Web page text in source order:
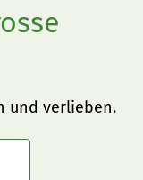
und verlieben.